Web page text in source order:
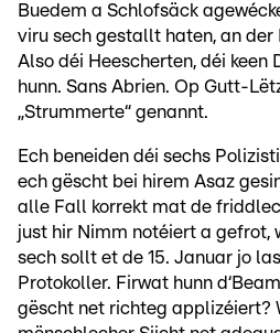
Buedem a Schlofsäck
viru sech gestallt haten, an der
Also déi Heescherten, déi keen
hunn. Sans Abrien. Op Gutt-
„Strummerte“ genannt.
Ech beneiden déi sechs
ech gëscht bei hirem Asaz
alle Fall korrekt mat de
just hir Nimm notéiert a gefrot,
sech sollt et de 15. Januar jo
Protokoller. Firwat hunn
gëscht net richteg applizéiert?